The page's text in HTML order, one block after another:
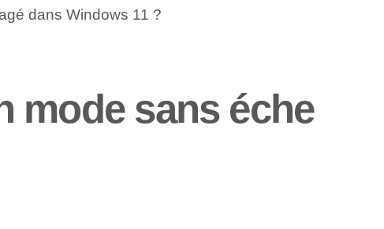
dans Windows 11 ?
mode sans éche